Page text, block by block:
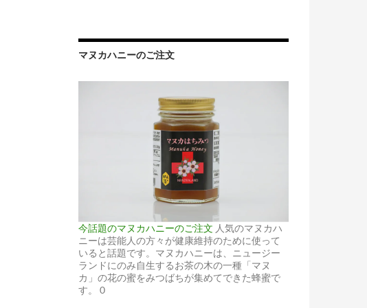
マヌカハニーのご注文
今話題のマヌカハニーのご注文 人気のマヌカハ
ニーは芸能人の方々が健康維持のために使って
いると話題です。マヌカハニーは、ニュージー
ランドにのみ自生するお茶の木の一種「マヌ
カ」の花の蜜をみつばちが集めてできた蜂蜜で
す。 0